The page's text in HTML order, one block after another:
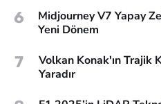
6
Midjourney V7 Yapay
Yeni Dönem
7
Volkan Konak'ın Trajik
Yaradır